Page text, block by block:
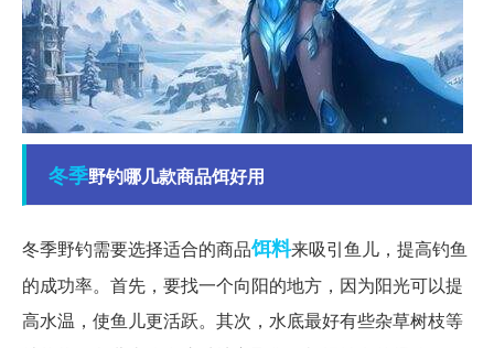
冬季野钓哪几款商品饵好用
冬季野钓需要选择适合的商品饵料来吸引鱼儿，提高钓鱼
的成功率。首先，要找一个向阳的地方，因为阳光可以提
高水温，使鱼儿更活跃。其次，水底最好有些杂草树枝等